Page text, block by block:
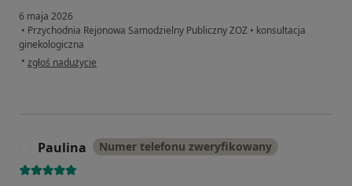
6 maja 2026
• Przychodnia Rejonowa Samodzielny Publiczny ZOZ • konsultacja
ginekologiczna
• w opinii użytkownika EK
zgłoś nadużycie
Paulina Numer telefonu zweryfikowany